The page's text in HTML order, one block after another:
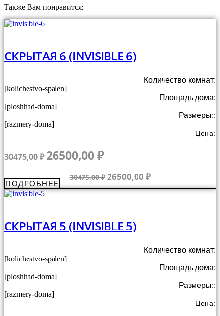
Также Вам понравится:
СКРЫТАЯ 6 (INVISIBLE 6)
Количество комнат:
[kolichestvo-spalen]
Площадь дома:
[ploshhad-doma]
Размеры::
[razmery-doma]
Цена:
30475,00₽ Первоначальная
цена
составляла
30475,00 ₽.
26500,00₽Текущая
26500,00 ₽.
30475,00₽ Первоначальная
цена
составляла
26500,00 ₽Текущая
цена:
26500,00 ₽.
ПОДРОБНЕЕ
СКРЫТАЯ 5 (INVISIBLE 5)
Количество комнат:
[kolichestvo-spalen]
Площадь дома:
[ploshhad-doma]
Размеры::
[razmery-doma]
Цена: